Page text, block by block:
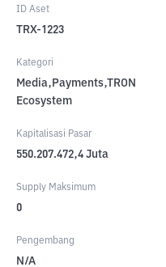
ID Aset
TRX-1223
Kategori
Media,Payments,TRON
Ecosystem
Kapitalisasi Pasar
550.207.472,4 Juta
Supply Maksimum
0
Pengembang
N/A